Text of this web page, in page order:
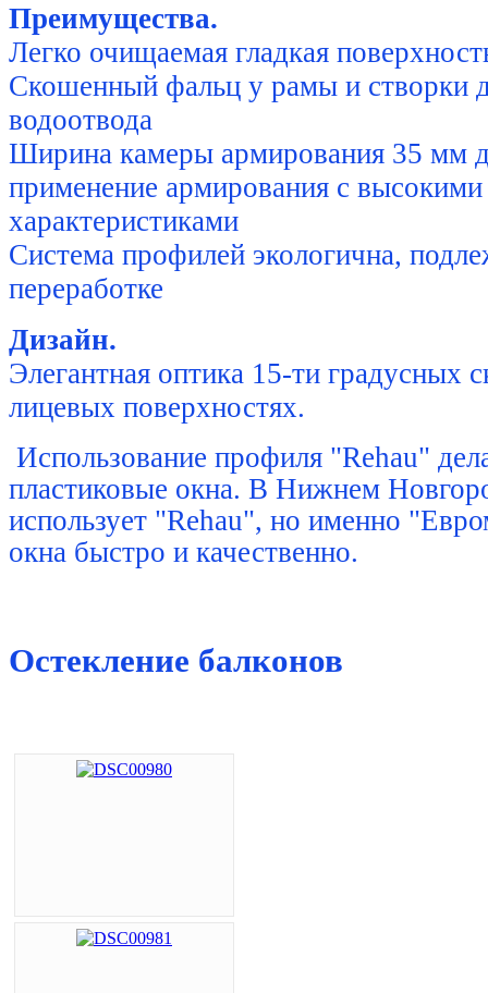
Преимущества.
Легко очищаемая гладкая
Скошенный фальц у рамы и створки
водоотвода
Ширина камеры армирования 35 мм
применение армирования с высокими
характеристиками
Система профилей экологична,
переработке
Дизайн.
Элегантная оптика 15-ти градусных
лицевых поверхностях.
Использование профиля "Rehau"
пластиковые окна. В Нижнем
использует "Rehau", но именно
окна быстро и качественно.
Остекление балконов